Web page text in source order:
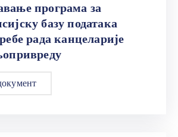
програма за
базу података
рада канцеларије